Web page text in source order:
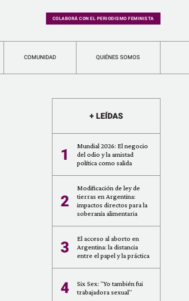
COLABORÁ CON EL PERIODISMO FEMINISTA
COMUNIDAD QUIÉNES SOMOS
+ LEÍDAS
1
Mundial 2026: El negocio
del odio y la amistad
política como salida
2
Modificación de ley de
tierras en Argentina:
impactos directos para la
soberanía alimentaria
3
El acceso al aborto en
Argentina: la distancia
entre el papel y la práctica
4
Six Sex: "Yo también fui
trabajadora sexual"